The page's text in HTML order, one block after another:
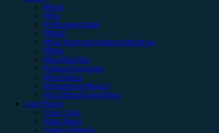
#Rock
#Pop
#Alternative/Indie
#Metal
#Post-Hardcore/Hardcore/Metalcore
#Punk
#Rap/Hip-Hop
#Singer/Songwriter
#Electronica
#Soundtrack/Musical
#Jazz/Blues/Gospel/Soul
Autor*innen
Unser Team
Alina Hasky
Andrea Holstein